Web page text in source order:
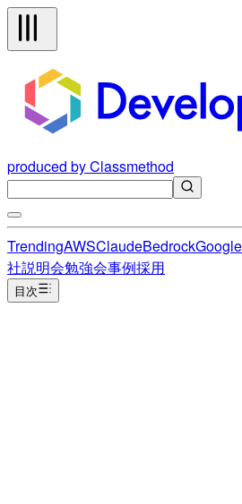
produced by Classmethod
TrendingAWSClaudeBedrock
社説明会勉強会事例採用
目次